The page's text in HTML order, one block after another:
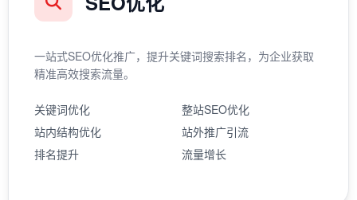
一站式SEO优化推广，提升关键词搜索排名，为企业获取
精准高效搜索流量。
关键词优化
整站SEO优化
站内结构优化
站外推广引流
排名提升
流量增长